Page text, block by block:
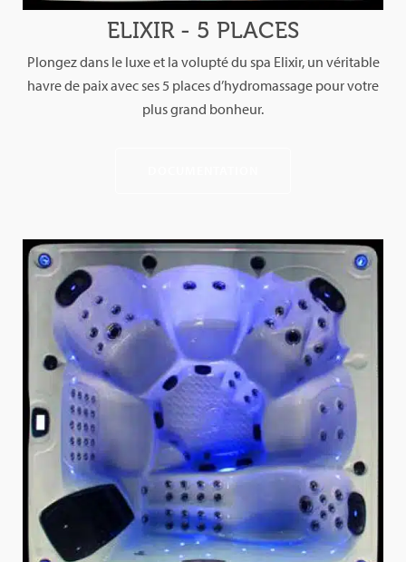
ELIXIR - 5 PLACES
Plongez dans le luxe et la volupté du spa Elixir, un véritable
havre de paix avec ses 5 places d’hydromassage pour votre
plus grand bonheur.